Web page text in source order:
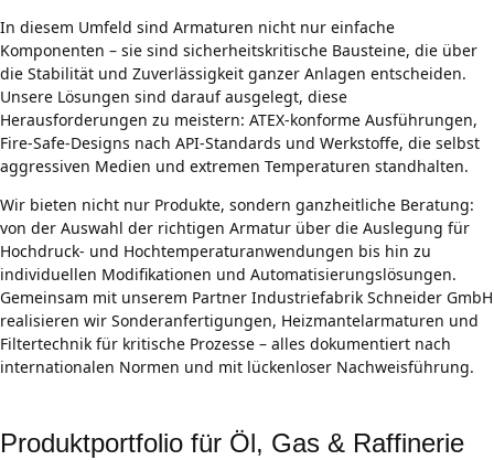
In diesem Umfeld sind Armaturen nicht nur einfache
Komponenten – sie sind sicherheitskritische Bausteine, die über
die Stabilität und Zuverlässigkeit ganzer Anlagen entscheiden.
Unsere Lösungen sind darauf ausgelegt, diese
Herausforderungen zu meistern: ATEX-konforme Ausführungen,
Fire-Safe-Designs nach API-Standards und Werkstoffe, die selbst
aggressiven Medien und extremen Temperaturen standhalten.
Wir bieten nicht nur Produkte, sondern ganzheitliche Beratung:
von der Auswahl der richtigen Armatur über die Auslegung für
Hochdruck- und Hochtemperaturanwendungen bis hin zu
individuellen Modifikationen und Automatisierungslösungen.
Gemeinsam mit unserem Partner Industriefabrik Schneider GmbH
realisieren wir Sonderanfertigungen, Heizmantelarmaturen und
Filtertechnik für kritische Prozesse – alles dokumentiert nach
internationalen Normen und mit lückenloser Nachweisführung.
Produktportfolio für Öl, Gas & Raffinerie